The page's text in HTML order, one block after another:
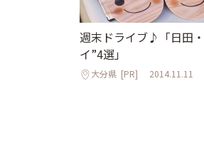
週末ドライブ♪「日田
イ”4選」
大分県 [PR] 2014.11.11